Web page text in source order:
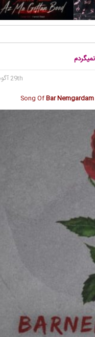
29th آگوست 2022
Song OfBar